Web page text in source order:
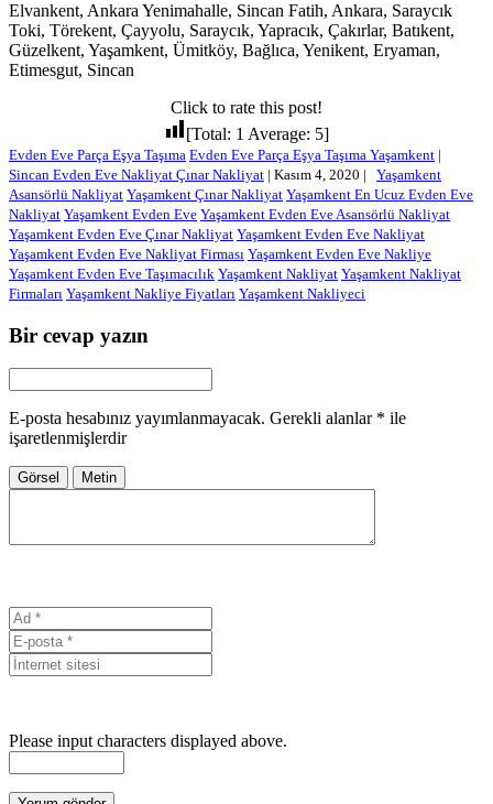
Elvankent, Ankara Yenimahalle, Sincan Fatih, Ankara, Saraycık
Toki, Törekent, Çayyolu, Saraycık, Yapracık, Çakırlar, Batıkent,
Güzelkent, Yaşamkent, Ümitköy, Bağlıca, Yenikent, Eryaman,
Etimesgut, Sincan
Click to rate this post!
[Total: 1 Average: 5]
Evden Eve Parça Eşya Taşıma Evden Eve Parça Eşya Taşıma Yaşamkent |
Sincan Evden Eve Nakliyat Çınar Nakliyat | Kasım 4, 2020 |
Yaşamkent
Asansörlü Nakliyat Yaşamkent Çınar Nakliyat Yaşamkent En Ucuz Evden Eve
Nakliyat Yaşamkent Evden Eve Yaşamkent Evden Eve Asansörlü Nakliyat
Yaşamkent Evden Eve Çınar Nakliyat Yaşamkent Evden Eve Nakliyat
Yaşamkent Evden Eve Nakliyat Firması Yaşamkent Evden Eve Nakliye
Yaşamkent Evden Eve Taşımacılık Yaşamkent Nakliyat Yaşamkent Nakliyat
Firmaları Yaşamkent Nakliye Fiyatları Yaşamkent Nakliyeci
Bir cevap yazın
E-posta hesabınız yayımlanmayacak. Gerekli alanlar * ile
işaretlenmişlerdir
Görsel Metin
Please input characters displayed above.